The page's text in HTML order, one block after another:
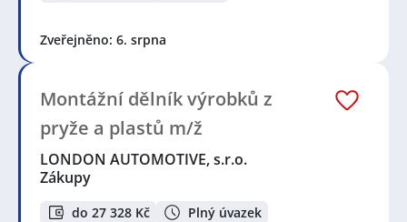
Zveřejněno: 6. srpna
Montážní dělník výrobků z
pryže a plastů m/ž
LONDON AUTOMOTIVE, s.r.o.
Zákupy
do 27 328 Kč
Plný úvazek